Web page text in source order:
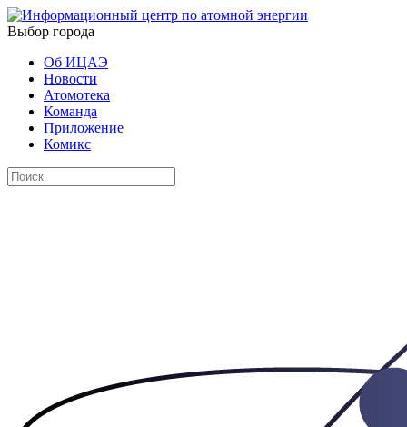
Выбор города
Об ИЦАЭ
Новости
Атомотека
Команда
Приложение
Комикс